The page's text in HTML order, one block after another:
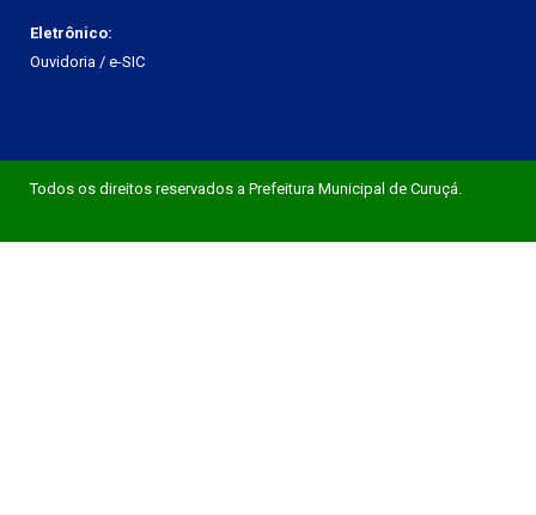
Eletrônico:
Ouvidoria / e-SIC
Todos os direitos reservados a Prefeitura Municipal de Curuçá.